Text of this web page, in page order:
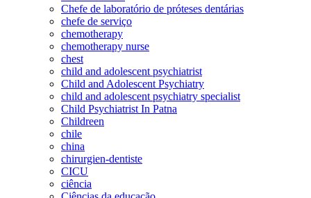
Chefe de laboratório de próteses dentárias
chefe de serviço
chemotherapy
chemotherapy nurse
chest
child and adolescent psychiatrist
Child and Adolescent Psychiatry
child and adolescent psychiatry specialist
Child Psychiatrist In Patna
Childreen
chile
china
chirurgien-dentiste
CICU
ciência